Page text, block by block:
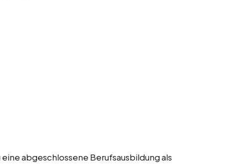
abgeschlossene Berufsausbildung als